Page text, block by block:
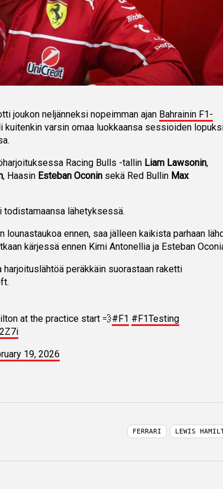
joukon neljänneksi nopeimman ajan Bahrainin F1-
kuitenkin varsin omaa luokkaansa sessioiden
Racing Bulls -tallin Liam Lawsonin,
, Haasin Esteban Oconin sekä Red Bullin Max
lähetyksessä.
lounastaukoa ennen, saa jälleen kaikista parhaan
kärjessä ennen Kimi Antonellia ja Esteban
peräkkäin suorastaan raketti
at the practice start 💨#F1 #F1Testing
19, 2026
FERRARI LEWIS